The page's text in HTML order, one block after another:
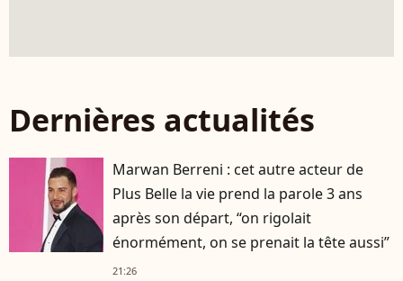
Dernières actualités
Marwan Berreni : cet autre acteur de
Plus Belle la vie prend la parole 3 ans
après son départ, “on rigolait
énormément, on se prenait la tête aussi”
21:26